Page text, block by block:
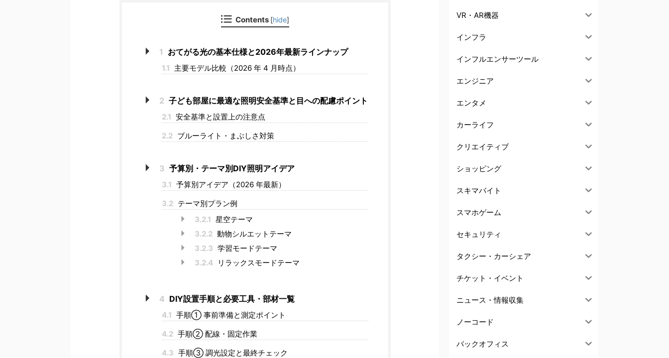
Contents [hide]
1 おてがる光の基本仕様と2026年最新ラインナップ
1.1 主要モデル比較（2026 年 4 月時点）
2 子ども部屋に最適な照明安全基準と目への配慮ポイント
2.1 安全基準と設置上の注意点
2.2 ブルーライト・まぶしさ対策
3 予算別・テーマ別DIY照明アイデア
3.1 予算別アイデア（2026 年最新）
3.2 テーマ別プラン例
3.2.1 星空テーマ
3.2.2 動物シルエットテーマ
3.2.3 学習モードテーマ
3.2.4
リラックスモードテーマ
4 DIY設置手順と必要工具・部材一覧
4.1 手順① 事前準備と測定ポイント
4.2 手順② 配線・固定作業
4.3 手順③ 調光設定と最終チェック
VR・AR機器
インフラ
インフルエンサーツール
エンジニア
エンタメ
カーライフ
クリエイティブ
ショッピング
スキマバイト
スマホゲーム
セキュリティ
タクシー・カーシェア
チケット・イベント
ニュース・情報収集
ノーコード
バックオフィス